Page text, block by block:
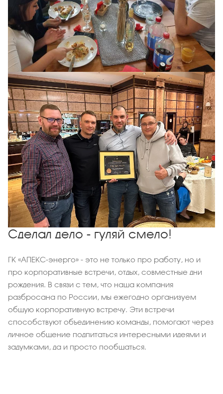
Сделал дело - гуляй смело!
ГК «АПЕКС-энерго» - это не только про работу, но и
про корпоративные встречи, отдых, совместные дни
рождения. В связи с тем, что наша компания
разбросана по России, мы ежегодно организуем
общую корпоративную встречу. Эти встречи
способствуют объединению команды, помогают через
личное общение подпитаться интересными идеями и
задумками, да и просто пообщаться.